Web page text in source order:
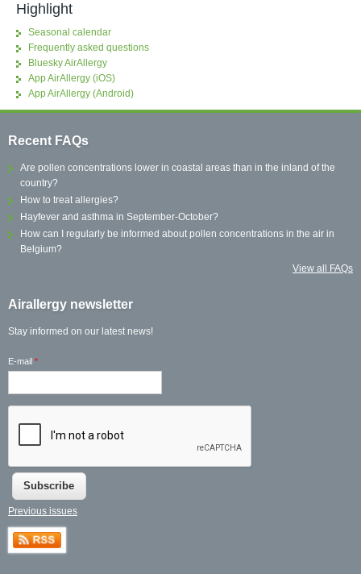
Highlight
Seasonal calendar
Frequently asked questions
Bluesky AirAllergy
App AirAllergy (iOS)
App AirAllergy (Android)
Recent FAQs
Are pollen concentrations lower in coastal areas than in the inland of the
country?
How to treat allergies?
Hayfever and asthma in September-October?
How can I regularly be informed about pollen concentrations in the air in
Belgium?
View all FAQs
Airallergy newsletter
Stay informed on our latest news!
E-mail *
Previous issues